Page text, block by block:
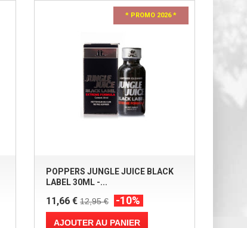
* PROMO 2026 *
POPPERS JUNGLE JUICE BLACK
LABEL 30ML -...
11,66 € 12,95 € -10%
AJOUTER AU PANIER